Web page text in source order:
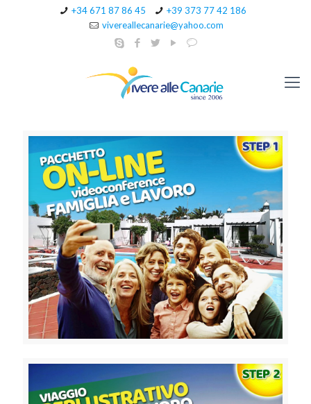
+34 671 87 86 45
+39 373 77 42 186
vivereallecanarie@yahoo.com